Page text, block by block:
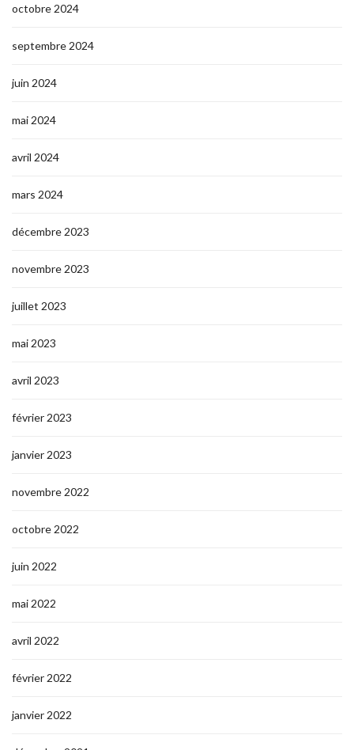
octobre 2024
septembre 2024
juin 2024
mai 2024
avril 2024
mars 2024
décembre 2023
novembre 2023
juillet 2023
mai 2023
avril 2023
février 2023
janvier 2023
novembre 2022
octobre 2022
juin 2022
mai 2022
avril 2022
février 2022
janvier 2022